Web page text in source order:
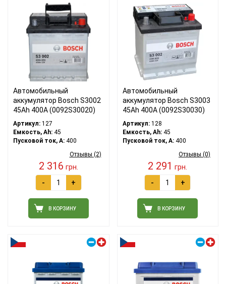
Автомобильный
аккумулятор Bosch S3002
45Ah 400A (0092S30020)
Артикул: 127
Емкость, Ah: 45
Пусковой ток, A: 400
Отзывы (2)
2 316 грн.
- +
В КОРЗИНУ
Автомобильный
аккумулятор Bosch S3003
45Ah 400A (0092S30030)
Артикул:128
Емкость, Ah:45
Пусковой ток, A:400
Отзывы (0)
2 291 грн.
- +
В КОРЗИНУ